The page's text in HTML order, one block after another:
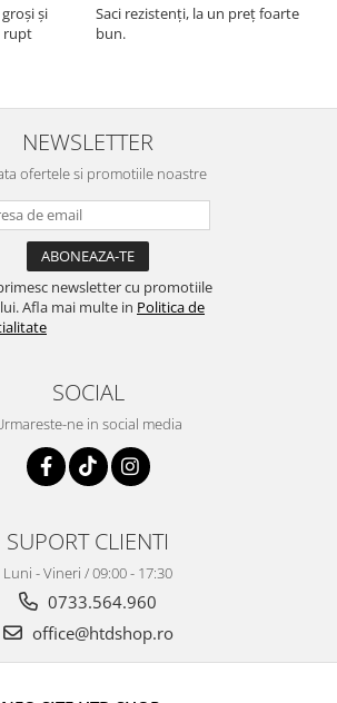
și
rupt
Saci rezistenți, la un preț foarte
bun.
NEWSLETTER
ofertele si promotiile noastre
newsletter cu promotiile
Afla mai multe in Politica de
SOCIAL
ne in social media
SUPORT CLIENTI
Luni - Vineri / 09:00 - 17:30
0733.564.960
office@htdshop.ro